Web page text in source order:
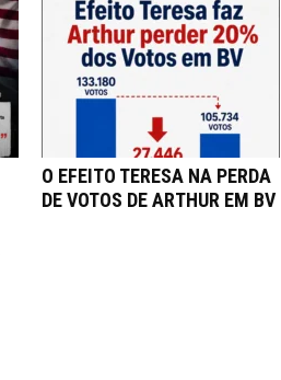
O EFEITO TERESA NA PERDA
DE VOTOS DE ARTHUR EM BV